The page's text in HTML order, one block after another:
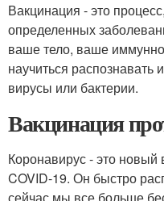
Вакцинация - это
определенных
ваше тело, ваше
научиться
вирусы или бактерии.
Вакцинация
Коронавирус - это
COVID-19. Он быстро